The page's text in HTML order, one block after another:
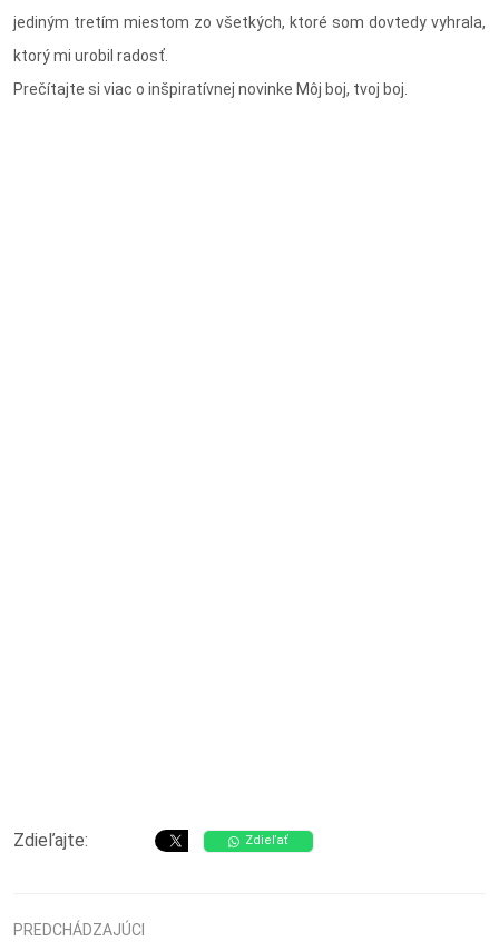
jediným tretím miestom zo všetkých, ktoré som dovtedy vyhrala,
ktorý mi urobil radosť.
Prečítajte si viac o inšpiratívnej novinke Môj boj, tvoj boj.
Zdieľajte: Zdieľať
PREDCHÁDZAJÚCI